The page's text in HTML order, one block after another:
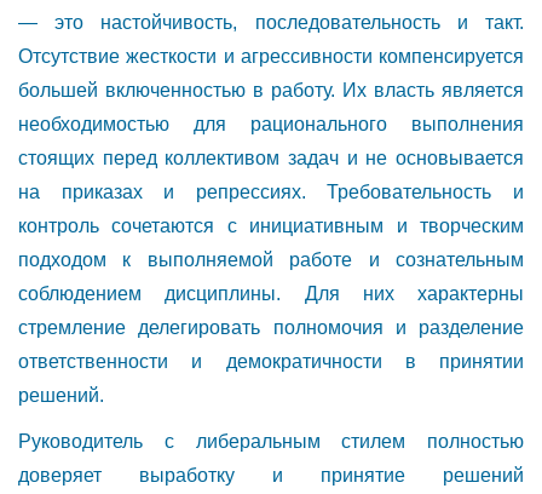
— это настойчивость, последовательность и такт.
Отсутствие жесткости и агрессивности компенсируется
большей включенностью в работу. Их власть является
необходимостью для рационального выполнения
стоящих перед коллективом задач и не основывается
на приказах и репрессиях. Требовательность и
контроль сочетаются с инициативным и творческим
подходом к выполняемой работе и сознательным
соблюдением дисциплины. Для них характерны
стремление делегировать полномочия и разделение
ответственности и демократичности в принятии
решений.
Руководитель с либеральным стилем полностью
доверяет выработку и принятие решений